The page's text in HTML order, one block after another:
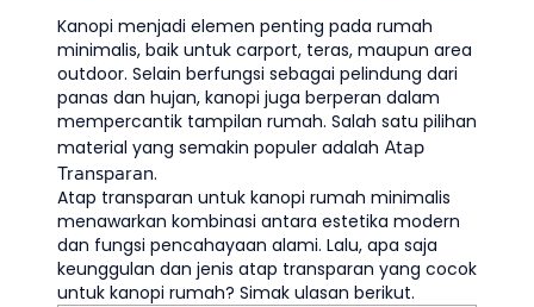
Kanopi menjadi elemen penting pada rumah
minimalis, baik untuk carport, teras, maupun area
outdoor. Selain berfungsi sebagai pelindung dari
panas dan hujan, kanopi juga berperan dalam
mempercantik tampilan rumah. Salah satu pilihan
material yang semakin populer adalah Atap
Transparan.
Atap transparan untuk kanopi rumah minimalis
menawarkan kombinasi antara estetika modern
dan fungsi pencahayaan alami. Lalu, apa saja
keunggulan dan jenis atap transparan yang cocok
untuk kanopi rumah? Simak ulasan berikut.